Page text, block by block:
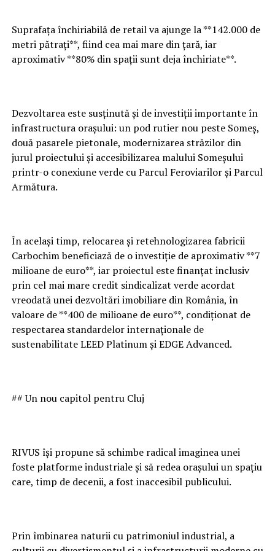
Suprafața închiriabilă de retail va ajunge la **142.000 de
metri pătrați**, fiind cea mai mare din țară, iar
aproximativ **80% din spații sunt deja închiriate**.
Dezvoltarea este susținută și de investiții importante în
infrastructura orașului: un pod rutier nou peste Someș,
două pasarele pietonale, modernizarea străzilor din
jurul proiectului și accesibilizarea malului Someșului
printr-o conexiune verde cu Parcul Feroviarilor și Parcul
Armătura.
În același timp, relocarea și retehnologizarea fabricii
Carbochim beneficiază de o investiție de aproximativ **7
milioane de euro**, iar proiectul este finanțat inclusiv
prin cel mai mare credit sindicalizat verde acordat
vreodată unei dezvoltări imobiliare din România, în
valoare de **400 de milioane de euro**, condiționat de
respectarea standardelor internaționale de
sustenabilitate LEED Platinum și EDGE Advanced.
## Un nou capitol pentru Cluj
RIVUS își propune să schimbe radical imaginea unei
foste platforme industriale și să redea orașului un spațiu
care, timp de decenii, a fost inaccesibil publicului.
Prin îmbinarea naturii cu patrimoniul industrial, a